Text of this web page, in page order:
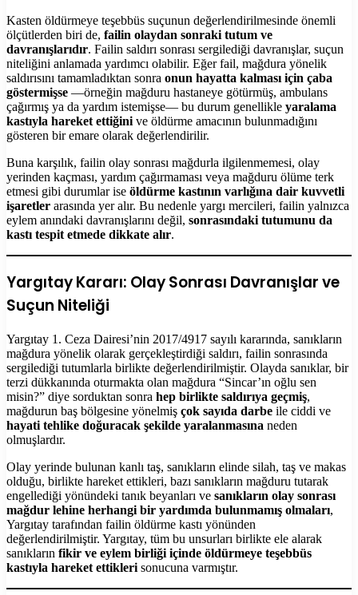
Kasten öldürmeye teşebbüs suçunun değerlendirilmesinde önemli
ölçütlerden biri de, failin olaydan sonraki tutum ve
davranışlarıdır. Failin saldırı sonrası sergilediği davranışlar, suçun
niteliğini anlamada yardımcı olabilir. Eğer fail, mağdura yönelik
saldırısını tamamladıktan sonra onun hayatta kalması için çaba
göstermişse —örneğin mağduru hastaneye götürmüş, ambulans
çağırmış ya da yardım istemişse— bu durum genellikle yaralama
kastıyla hareket ettiğini ve öldürme amacının bulunmadığını
gösteren bir emare olarak değerlendirilir.
Buna karşılık, failin olay sonrası mağdurla ilgilenmemesi, olay
yerinden kaçması, yardım çağırmaması veya mağduru ölüme terk
etmesi gibi durumlar ise öldürme kastının varlığına dair kuvvetli
işaretler arasında yer alır. Bu nedenle yargı mercileri, failin yalnızca
eylem anındaki davranışlarını değil, sonrasındaki tutumunu da
kastı tespit etmede dikkate alır.
Yargıtay Kararı: Olay Sonrası Davranışlar ve
Suçun Niteliği
Yargıtay 1. Ceza Dairesi’nin 2017/4917 sayılı kararında, sanıkların
mağdura yönelik olarak gerçekleştirdiği saldırı, failin sonrasında
sergilediği tutumlarla birlikte değerlendirilmiştir. Olayda sanıklar, bir
terzi dükkanında oturmakta olan mağdura “Sincar’ın oğlu sen
misin?” diye sorduktan sonra hep birlikte saldırıya geçmiş,
mağdurun baş bölgesine yönelmiş çok sayıda darbe ile ciddi ve
hayati tehlike doğuracak şekilde yaralanmasına neden
olmuşlardır.
Olay yerinde bulunan kanlı taş, sanıkların elinde silah, taş ve makas
olduğu, birlikte hareket ettikleri, bazı sanıkların mağduru tutarak
engellediği yönündeki tanık beyanları ve sanıkların olay sonrası
mağdur lehine herhangi bir yardımda bulunmamış olmaları,
Yargıtay tarafından failin öldürme kastı yönünden
değerlendirilmiştir. Yargıtay, tüm bu unsurları birlikte ele alarak
sanıkların fikir ve eylem birliği içinde öldürmeye teşebbüs
kastıyla hareket ettikleri sonucuna varmıştır.